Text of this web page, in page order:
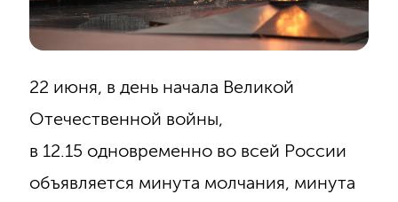
22 июня, в день начала Великой
Отечественной войны,
в 12.15 одновременно во всей России
объявляется минута молчания, минута